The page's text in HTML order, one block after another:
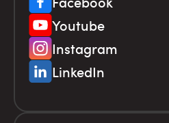
Youtube
Instagram
LinkedIn